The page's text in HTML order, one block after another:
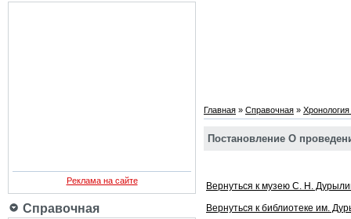
Реклама на сайте
Справочная
Главная » Справочная »
Постановление О
Вернуться к музею С. Н.
Вернуться к библиотеке им.